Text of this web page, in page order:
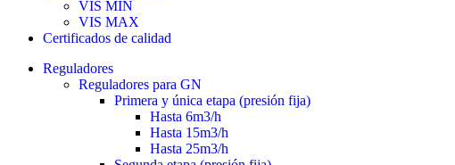
VIS MIN
VIS MAX
Certificados de calidad
Reguladores
Reguladores para GN
Primera y única etapa (presión fija)
Hasta 6m3/h
Hasta 15m3/h
Hasta 25m3/h